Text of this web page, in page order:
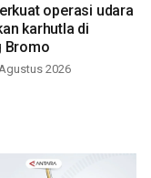
operasi udara
karhutla di
Bromo
2026